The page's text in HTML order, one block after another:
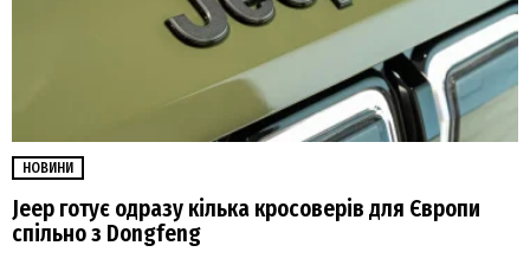
НОВИНИ
Jeep готує одразу кілька кросоверів для Європи
спільно з Dongfeng